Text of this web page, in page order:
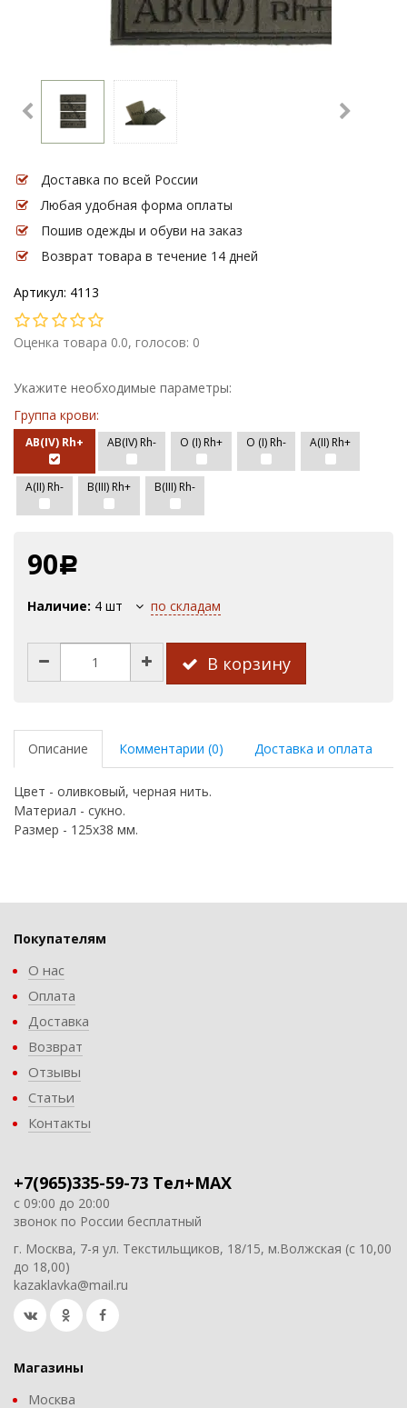
Доставка по всей России
Любая удобная форма оплаты
Пошив одежды и обуви на заказ
Возврат товара в течение 14 дней
Артикул: 4113
Оценка товара 0.0, голосов: 0
Укажите необходимые параметры:
Группа крови:
AB(IV) Rh+ AB(IV) Rh- O (I) Rh+ O (I) Rh- А(II) Rh+
А(II) Rh- В(III) Rh+ В(III) Rh-
90Р
Наличие: 4 шт по складам
В корзину
Описание Комментарии (0) Доставка и оплата
Цвет - оливковый, черная нить.
Материал - сукно.
Размер - 125х38 мм.
Покупателям
О нас
Оплата
Доставка
Возврат
Отзывы
Статьи
Контакты
+7(965)335-59-73 Тел+MAX
с 09:00 до 20:00
звонок по России бесплатный
г. Москва, 7-я ул. Текстильщиков, 18/15, м.Волжская (с 10,00
до 18,00)
kazaklavka@mail.ru
Магазины
Москва